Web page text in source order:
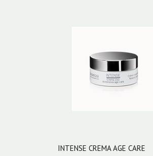
INTENSE CREMA AGE CARE